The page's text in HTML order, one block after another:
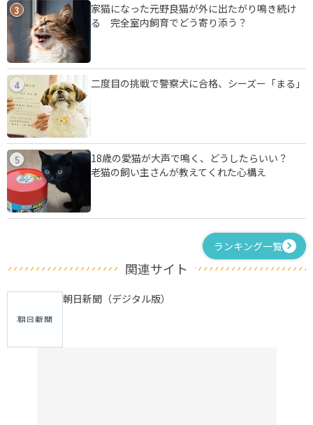
3
家猫になった元野良猫が外に出たがり鳴き続け
る 完全室内飼育でどう寄り添う？
4 二度目の挑戦で警察犬に合格、シーズー「まる」
5
18歳の愛猫が大声で鳴く、どうしたらいい？
老猫の飼い主さんが教えてくれた心構え
ランキング一覧
関連サイト
朝日新聞（デジタル版）